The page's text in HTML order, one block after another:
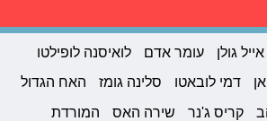
אייל גולן עומר אדם
לואיסנה לופילטו
דמי לובאטו סלינה גומז
האח הגדול
קריס ג'נר שירה האס המורדת